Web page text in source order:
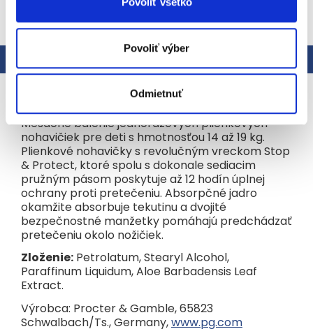
Povoliť výber
Odmietnuť
Hodnotenie
Podrobný popis
Mesačné balenie jednorazových plienkových
nohavičiek pre deti s hmotnosťou 14 až 19 kg.
Plienkové nohavičky s revolučným vreckom Stop
& Protect, ktoré spolu s dokonale sediacim
pružným pásom poskytuje až 12 hodín úplnej
ochrany proti pretečeniu. Absorpčné jadro
okamžite absorbuje tekutinu a dvojité
bezpečnostné manžetky pomáhajú predchádzať
pretečeniu okolo nožičiek.
Zloženie: Petrolatum, Stearyl Alcohol,
Paraffinum Liquidum, Aloe Barbadensis Leaf
Extract.
Výrobca: Procter & Gamble, 65823
Schwalbach/Ts., Germany,www.pg.com